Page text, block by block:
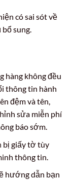
có sai sót về
bổ sung.
hàng không đều
thông tin hành
đệm và tên,
sửa miễn phí
báo sớm.
bị giấy tờ tùy
thông tin.
hướng dẫn bạn